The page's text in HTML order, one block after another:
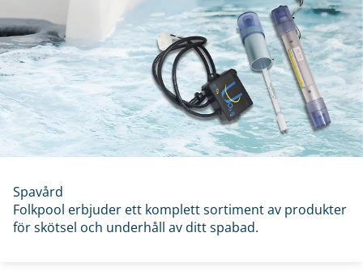
Spavård
Folkpool erbjuder ett komplett sortiment av produkter
för skötsel och underhåll av ditt spabad.